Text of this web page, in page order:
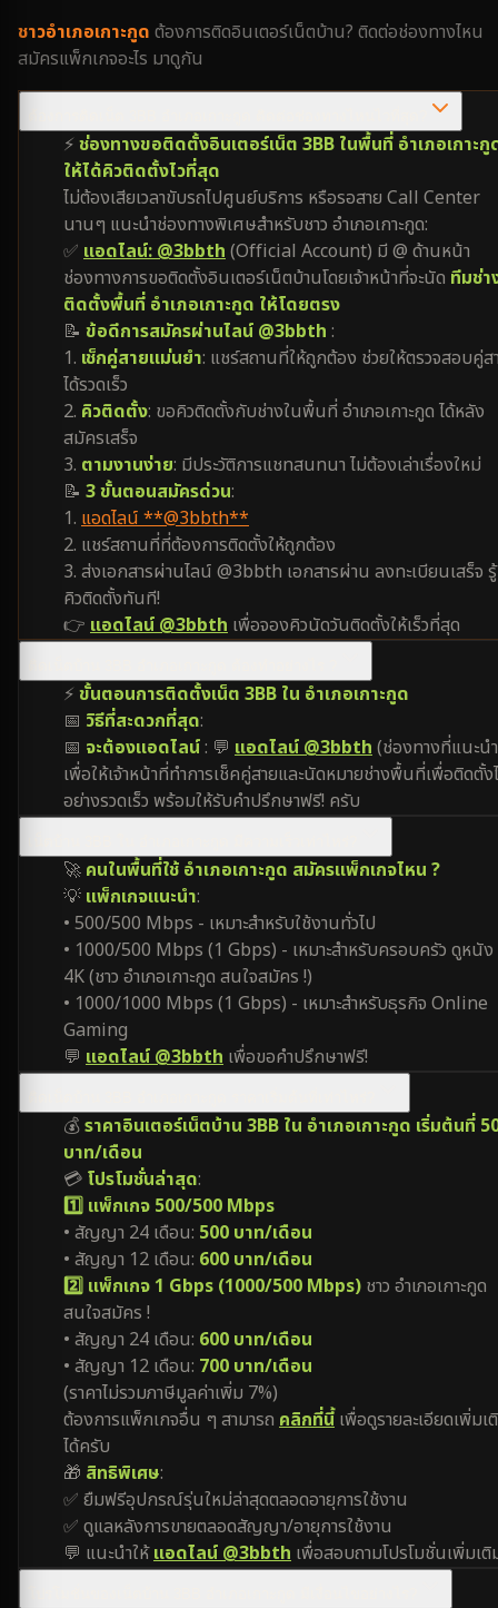
ชาวอำเภอเกาะกูด ต้องการติดอินเตอร์เน็ตบ้าน? ติดต่อช่องทางไหน
สมัครแพ็กเกจอะไร มาดูกัน
⚡ ช่องทางขอติดตั้งอินเตอร์เน็ต 3BB ในพื้นที่ อำเภอเกาะกู
ให้ได้คิวติดตั้งไวที่สุด
ไม่ต้องเสียเวลาขับรถไปศูนย์บริการ หรือรอสาย Call Center
นานๆ แนะนำช่องทางพิเศษสำหรับชาว อำเภอเกาะกูด:
✅ แอดไลน์: @3bbth(Official Account) มี @ ด้านหน้า
ช่องทางการขอติดตั้งอินเตอร์เน็ตบ้านโดยเจ้าหน้าที่จะนัด ทีมช่า
ติดตั้งพื้นที่ อำเภอเกาะกูด ให้โดยตรง
📝 ข้อดีการสมัครผ่านไลน์ @3bbth :
1. เช็กคู่สายแม่นยำ: แชร์สถานที่ให้ถูกต้อง ช่วยให้ตรวจสอบคู่ส
ได้รวดเร็ว
2. คิวติดตั้ง: ขอคิวติดตั้งกับช่างในพื้นที่ อำเภอเกาะกูด ได้หลัง
สมัครเสร็จ
3. ตามงานง่าย: มีประวัติการแชทสนทนา ไม่ต้องเล่าเรื่องใหม่
📝 3 ขั้นตอนสมัครด่วน:
1. แอดไลน์ **@3bbth**
2. แชร์สถานที่ที่ต้องการติดตั้งให้ถูกต้อง
3. ส่งเอกสารผ่านไลน์ @3bbth เอกสารผ่าน ลงทะเบียนเสร็จ รู้
คิวติดตั้งทันที!
👉 แอดไลน์ @3bbth เพื่อจองคิวนัดวันติดตั้งให้เร็วที่สุด
⚡ ขั้นตอนการติดตั้งเน็ต 3BB ใน อำเภอเกาะกูด
📅 วิธีที่สะดวกที่สุด:
📅 จะต้องแอดไลน์: 💬 แอดไลน์ @3bbth(ช่องทางที่แนะน
เพื่อให้เจ้าหน้าที่ทำการเช็คคู่สายและนัดหมายช่างพื้นที่เพื่อติดตั้ง
อย่างรวดเร็ว พร้อมให้รับคำปรึกษาฟรี! ครับ
🚀 คนในพื้นที่ใช้ อำเภอเกาะกูด สมัครแพ็กเกจไหน ?
💡 แพ็กเกจแนะนำ:
• 500/500 Mbps - เหมาะสำหรับใช้งานทั่วไป
• 1000/500 Mbps (1 Gbps) - เหมาะสำหรับครอบครัว ดูหนัง
4K (ชาว อำเภอเกาะกูด สนใจสมัคร !)
• 1000/1000 Mbps (1 Gbps) - เหมาะสำหรับธุรกิจ Online
Gaming
💬 แอดไลน์ @3bbth เพื่อขอคำปรึกษาฟรี!
💰ราคาอินเตอร์เน็ตบ้าน 3BB ใน อำเภอเกาะกูด เริ่มต้นที่
บาท/เดือน
💳 โปรโมชั่นล่าสุด:
1️⃣ แพ็กเกจ 500/500 Mbps
• สัญญา 24 เดือน: 500 บาท/เดือน
• สัญญา 12 เดือน: 600 บาท/เดือน
2️⃣ แพ็กเกจ 1 Gbps (1000/500 Mbps) ชาว อำเภอเกาะกูด
สนใจสมัคร !
• สัญญา 24 เดือน: 600 บาท/เดือน
• สัญญา 12 เดือน: 700 บาท/เดือน
(ราคาไม่รวมภาษีมูลค่าเพิ่ม 7%)
ต้องการแพ็กเกจอื่น ๆ สามารถ คลิกที่นี้เพื่อดูรายละเอียดเพิ่มเ
ได้ครับ
🎁 สิทธิพิเศษ:
✅ ยืมฟรีอุปกรณ์รุ่นใหม่ล่าสุดตลอดอายุการใช้งาน
✅ ดูแลหลังการขายตลอดสัญญา/อายุการใช้งาน
💬 แนะนำให้แอดไลน์ @3bbth เพื่อสอบถามโปรโมชั่นเพิ่มเติ